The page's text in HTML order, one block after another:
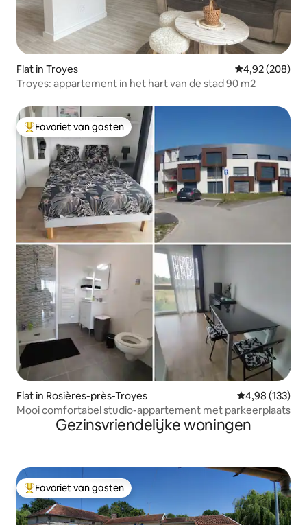
Flat in Troyes Gemiddelde
4,92 (208)
Troyes: appartement in het hart van de stad 90 m2
Topfavoriet van gasten
Favoriet van gasten
Flat in Rosières-près-Troyes Gemiddelde
4,98 (133)
Mooi comfortabel studio-appartement met parkeerplaats
Gezinsvriendelijke woningen
Topfavoriet van gasten
Favoriet van gasten